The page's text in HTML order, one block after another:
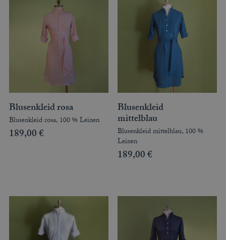
KOOPERATIONEN
HÄNDLER
LOOKBOOK
Blusenkleid rosa
Blusenkleid rosa, 100 % Leinen
189,00€
Blusenkleid
mittelblau
Blusenkleid mittelblau, 100 %
Leinen
189,00€